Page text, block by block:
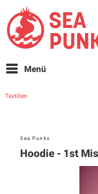
Menü
Textilien
Sea Punks
Hoodie - 1st